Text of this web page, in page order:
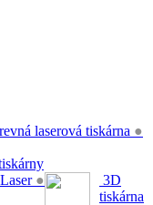
laserová tiskárna ●
Laser ●
3D
tiskárna